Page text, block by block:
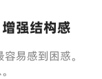
强结构感
易感到困惑。